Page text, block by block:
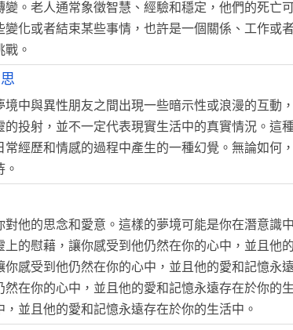
。老人通常象徵智慧、經驗和穩定，他們的死亡
化或者結束某些事情，也許是一個關係、工作或
。
中與異性朋友之間出現一些暗示性或浪漫的互動
投射，並不一定代表現實生活中的真實情況。這
經歷和情感的過程中產生的一種幻覺。無論如何
他的思念和愛意。這樣的夢境可能是你在潛意識
的慰藉，讓你感受到他仍然在你的心中，並且他
感受到他仍然在你的心中，並且他的愛和記憶永
在你的心中，並且他的愛和記憶永遠存在於你的
並且他的愛和記憶永遠存在於你的生活中。